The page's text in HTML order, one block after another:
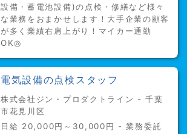
設備・蓄電池設備)の点検・修繕など様々
な業務をおまかせします！大手企業の顧客
が多く業績右肩上がり！マイカー通勤
OK◎
電気設備の点検スタッフ
株式会社ジン・プロダクトライン - 千葉
市花見川区
日給 20,000円～30,000円 - 業務委託